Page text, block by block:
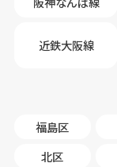
近鉄大阪線
福島区
北区